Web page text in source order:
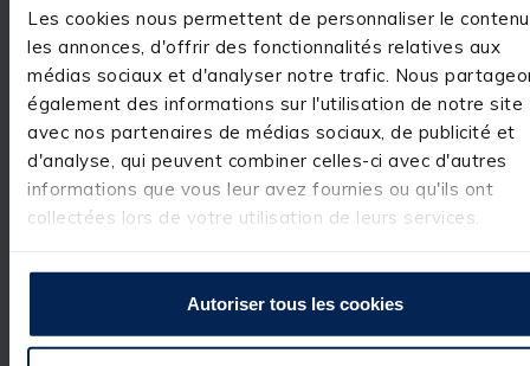
Les cookies nous permettent de personnaliser le
les annonces, d'offrir des fonctionnalités relatives aux
médias sociaux et d'analyser notre trafic. Nous
également des informations sur l'utilisation de notre site
avec nos partenaires de médias sociaux, de publicité et
d'analyse, qui peuvent combiner celles-ci avec d'autres
informations que vous leur avez fournies ou qu'ils ont
collectées lors de votre utilisation de leurs services.
Autoriser tous les cookies
4étoiles
0
3étoiles
0
2 étoiles
0
1étoile 0
Réponse de
pacificpeche.com
Bonjour,
remercions pour
votre
commentaire
très positif.
sommes ravis
d'avoir répondu
parmi nos
réel plaisir.
L’équipe Pacific
Pêche